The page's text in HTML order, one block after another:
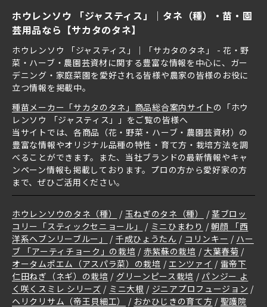
ホウレンソウ 「ジャスティス」｜タネ（種）・苗・園
芸用品なら【サカタのタネ】
ホウレンソウ 「ジャスティス」｜「サカタのタネ」 - 花・野
菜・ハーブ・農園芸資材に関する豊富な情報を中心に、ガー
デニング・家庭菜園を愛好される皆様や農家の皆様のお役に
立つ情報を掲載中。
種苗メーカー「サカタのタネ」商品総合案内サイト の「ホウ
レンソウ 「ジャスティス」」をご覧の皆様へ
当サイトでは、各商品（花・野菜・ハーブ・農園芸資材）の
豊富な情報やオリジナル品種の特性・育て方・栽培方法を調
べることができます。また、当社ブランドの最新情報やキャ
ンペーン情報も掲載しております。プロの方から愛好家の方
まで、ぜひご活用ください。
ホウレンソウのタネ（種） 玉ねぎのタネ（種）
茎ブロッ
コリー「スティックセニョール」
ミニひまわり
朝顔 「西
洋系ヘブンリーブルー」
千成ひょうたん コリンキー
ハー
ブ 「アーティチョーク」の栽培
赤紫蘇の栽培
大葉春菊
オータムポエム（アスパラ菜）の栽培
エンツァイ
雷帝下
仁田ねぎ（ネギ）の栽培
グリーンピース栽培
パンジー よ
く咲くスミレ シリーズ
ミニ大根
ジニアプロフュージョン
ヘリクリサム（帝王貝細工）
おかひじきの育て方 聖護院